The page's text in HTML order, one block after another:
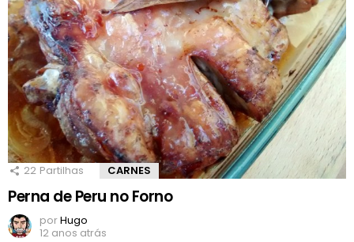
22 Partilhas CARNES
Perna de Peru no Forno
porHugo
12 anos atrás